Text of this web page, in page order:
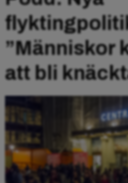
”Människor
att bli